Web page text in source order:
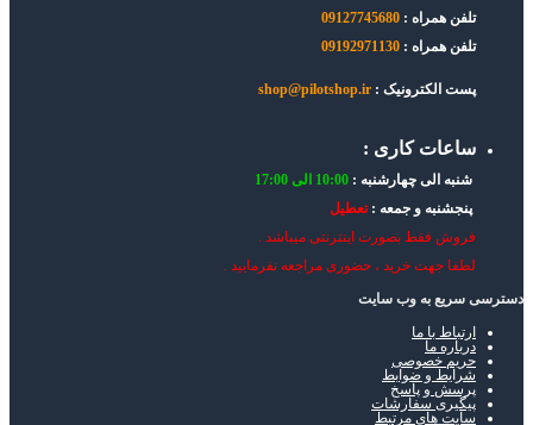
تلفن همراه : 09127745680
تلفن همراه : 09192971130
پست الکترونیک : shop@pilotshop.ir
ساعات کاری :
شنبه الی چهارشنبه : 10:00 الی 17:00
پنجشنبه و جمعه :تعطیل
فروش فقط بصورت اینترنتی میباشد .
لطفا جهت خرید ، حضوری مراجعه نفرمایید .
دسترسی سریع به وب سایت
ارتباط با ما
درباره ما
حریم خصوصی
شرایط و ضوابط
پرسش و پاسخ
پیگیری سفارشات
سایت های مرتبط